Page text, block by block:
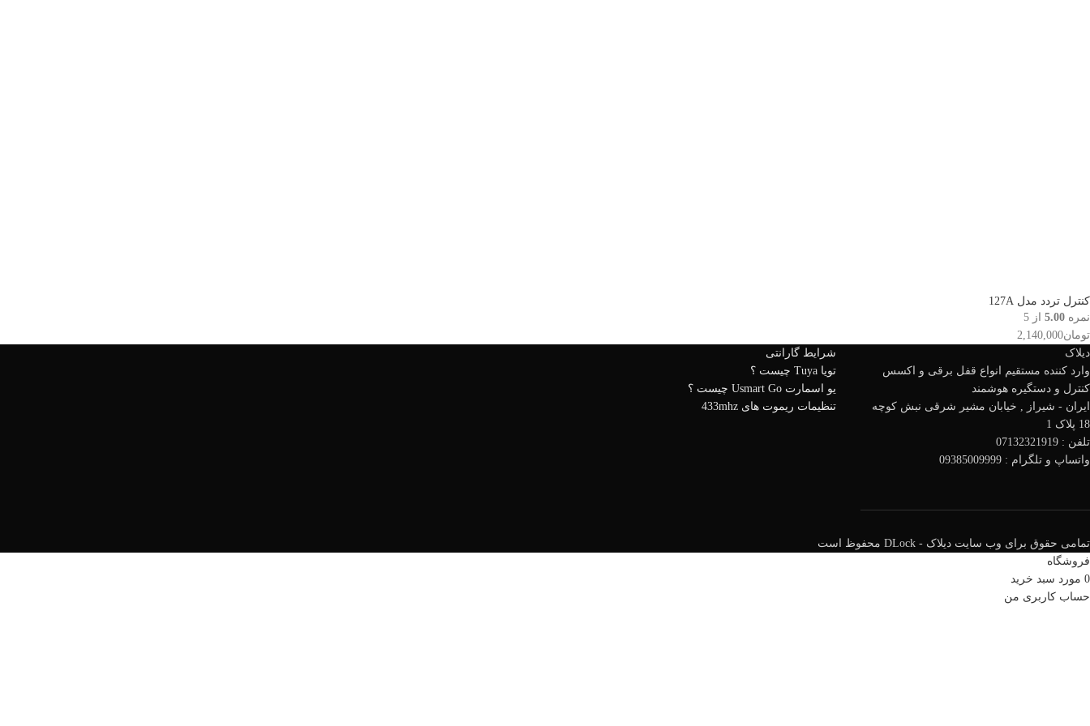
کنترل تردد مدل 127A
نمره 5.00 از 5
تومان2,140,000
دیلاک
وارد کننده مستقیم انواع قفل برقی و اکسس
کنترل و دستگیره هوشمند
ایران - شیراز , خیابان مشیر شرقی نبش کوچه
18 پلاک 1
تلفن : 07132321919
واتساپ و تلگرام : 09385009999
شرایط گارانتی
تویا Tuya چیست ؟
یو اسمارت Usmart Go چیست ؟
تنظیمات ریموت های 433mhz
تمامی حقوق برای وب سایت دیلاک - DLock محفوظ است
فروشگاه
0 مورد سبد خرید
حساب کاربری من